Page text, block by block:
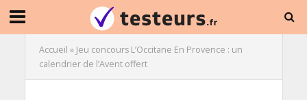
Accueil » Jeu concours L’Occitane En Provence : un
calendrier de l’Avent offert